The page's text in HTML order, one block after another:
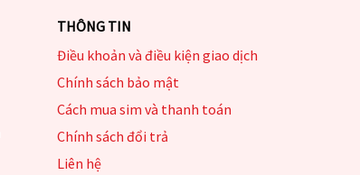
THÔNG TIN
Điều khoản và điều kiện giao dịch
Chính sách bảo mật
Cách mua sim và thanh toán
Chính sách đổi trả
Liên hệ